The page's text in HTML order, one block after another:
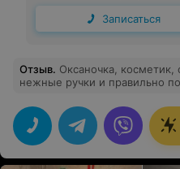
Записаться
Отзыв. Оксаночка, косметик, спасибо ей огромное за
нежные ручки и правильно